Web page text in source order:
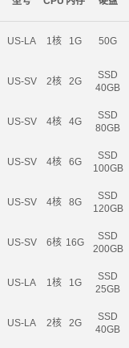
US-LA 1核 1G 50G
US-SV 2核 2G
SSD
40GB
US-SV 4核 4G
SSD
80GB
US-SV 4核 6G
SSD
100GB
US-SV 4核 8G
SSD
120GB
US-SV 6核 16G
SSD
200GB
US-LA 1核 1G
SSD
25GB
US-LA 2核 2G
SSD
40GB